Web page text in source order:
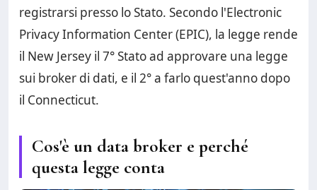
registrarsi presso lo Stato. Secondo l'Electronic
Privacy Information Center (EPIC), la legge rende
il New Jersey il 7° Stato ad approvare una legge
sui broker di dati, e il 2° a farlo quest'anno dopo
il Connecticut.
Cos'è un data broker e perché
questa legge conta